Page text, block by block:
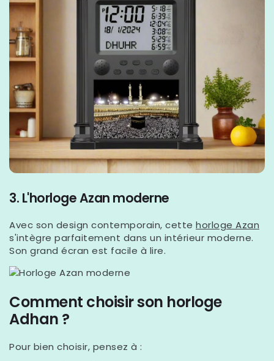
3. L'horloge Azan moderne
Avec son design contemporain, cette horloge Azan
s'intègre parfaitement dans un intérieur moderne.
Son grand écran est facile à lire.
Comment choisir son horloge
Adhan ?
Pour bien choisir, pensez à :